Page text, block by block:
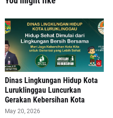
Dinas Lingkungan Hidup Kota
Luruklinggau Luncurkan
Gerakan Kebersihan Kota
May 20, 2026